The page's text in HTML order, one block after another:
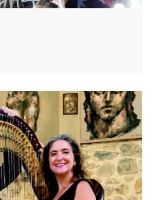
de Coster pour la Harpe et
proposant de grands airs
de films.